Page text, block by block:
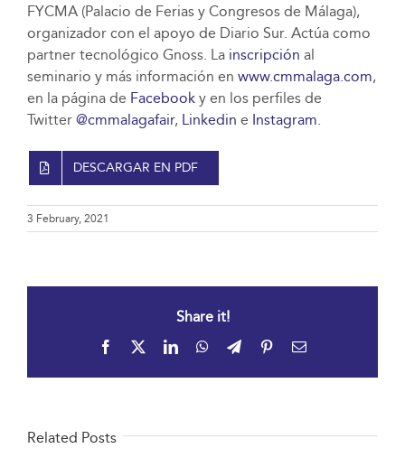
FYCMA (Palacio de Ferias y Congresos de Málaga),
organizador con el apoyo de Diario Sur. Actúa como
partner tecnológico Gnoss. La inscripción al
seminario y más información en www.cmmalaga.com,
en la página de Facebooky en los perfiles de
Twitter @cmmalagafair, Linkedin e Instagram.
DESCARGAR EN PDF
3 February, 2021
Share it!
Facebook LinkedInWhatsApp
TelegramPinterestEmail
Related Posts